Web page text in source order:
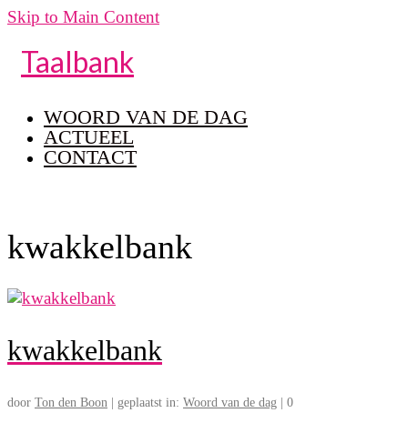
Skip to Main Content
Taalbank
WOORD VAN DE DAG
ACTUEEL
CONTACT
kwakkelbank
kwakkelbank
door Ton den Boon geplaatst in: Woord van de dag 0